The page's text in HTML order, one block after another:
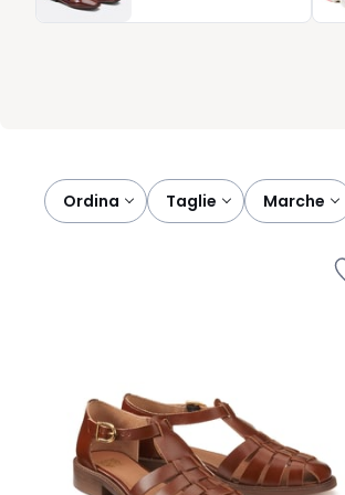
senza rinunciare alla qualità. Un sandalo
Ordina
taglie marche